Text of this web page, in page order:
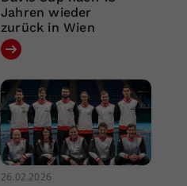
Jahren wieder
zurück in Wien
26.02.2026